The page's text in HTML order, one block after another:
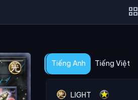
grid_view
Tiếng Anh Tiếng Việt
LIGHT